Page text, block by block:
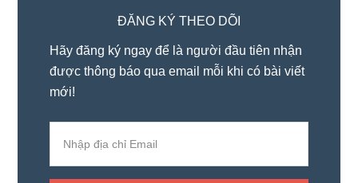
ĐĂNG KÝ THEO DÕI
Hãy đăng ký ngay để là người đầu tiên nhận
được thông báo qua email mỗi khi có bài viết
mới!